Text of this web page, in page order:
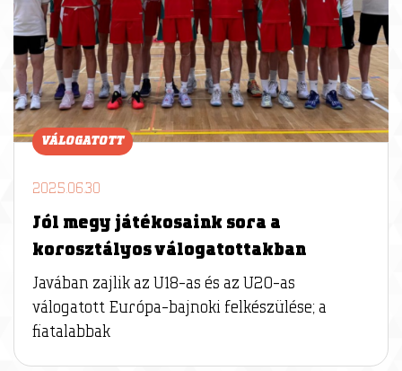
VÁLOGATOTT
2025.06.30
Jól megy játékosaink sora a
korosztályos válogatottakban
Javában zajlik az U18-as és az U20-as
válogatott Európa-bajnoki felkészülése; a
fiatalabbak